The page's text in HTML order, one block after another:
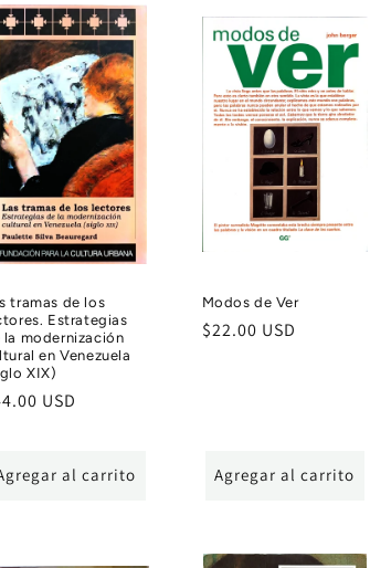
tramas de los
Estrategias
la modernización
en Venezuela
XIX)
USD
al carrito
Modos de Ver
Precio
$22.00 USD
Agregar al carrito